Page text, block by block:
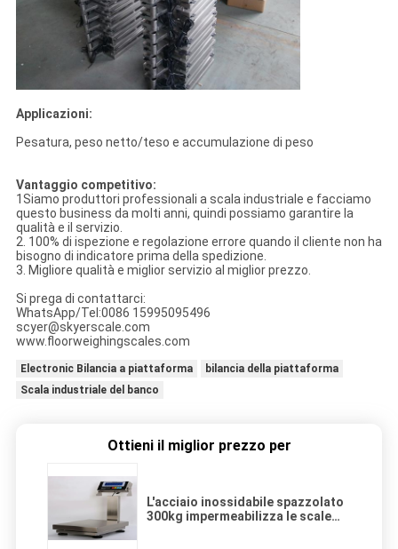
Applicazioni:
Pesatura, peso netto/teso e accumulazione di peso
Vantaggio competitivo:
1Siamo produttori professionali a scala industriale e facciamo
questo business da molti anni, quindi possiamo garantire la
qualità e il servizio.
2. 100% di ispezione e regolazione errore quando il cliente non ha
bisogno di indicatore prima della spedizione.
3. Migliore qualità e miglior servizio al miglior prezzo.
Si prega di contattarci:
WhatsApp/Tel:0086 15995095496
scyer@skyerscale.com
www.floorweighingscales.com
Electronic Bilancia a piattaforma
bilancia della piattaforma
Scala industriale del banco
Ottieni il miglior prezzo per
L'acciaio inossidabile spazzolato
300kg impermeabilizza le scale